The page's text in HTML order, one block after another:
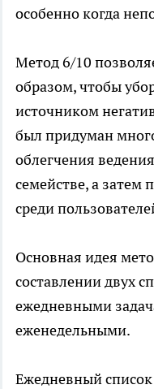
особенно когда
Метод 6/10
образом, чтобы
источником
был придуман
облегчения
семействе, а затем
среди
Основная идея
составлении двух
ежедневными
еженедельными.
Ежедневный